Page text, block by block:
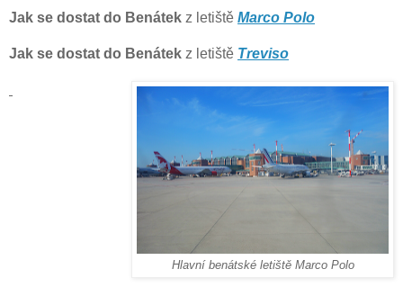
Jak se dostat do Benátek z letiště Marco Polo
Jak se dostat do Benátek z letiště Treviso
Hlavní benátské letiště Marco Polo